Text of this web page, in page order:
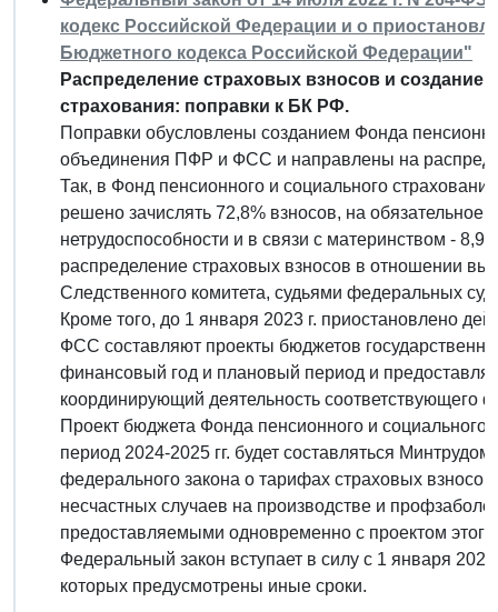
кодекс Российской Федерации и о
Бюджетного кодекса Российской Федерации"
Распределение страховых взносов и создание
страхования: поправки к БК РФ.
Поправки обусловлены созданием Фонда
объединения ПФР и ФСС и направлены на
Так, в Фонд пенсионного и социального
решено зачислять 72,8% взносов, на обязательное
нетрудоспособности и в связи с материнством -
распределение страховых взносов в отношении
Следственного комитета, судьями федеральных
Кроме того, до 1 января 2023 г. приостановлено
ФСС составляют проекты бюджетов
финансовый год и плановый период и
координирующий деятельность соответствующего
Проект бюджета Фонда пенсионного и
период 2024-2025 гг. будет составляться
федерального закона о тарифах страховых
несчастных случаев на производстве и
предоставляемыми одновременно с проектом
Федеральный закон вступает в силу с 1 января
которых предусмотрены иные сроки.